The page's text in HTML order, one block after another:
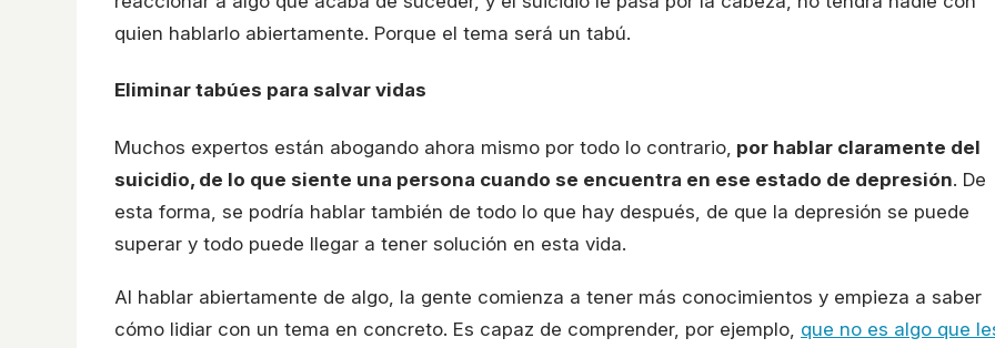
quien hablarlo abiertamente. Porque el tema será un tabú.
Eliminar tabúes para salvar vidas
Muchos expertos están abogando ahora mismo por todo lo contrario, por hablar claramente del
suicidio, de lo que siente una persona cuando se encuentra en ese estado de depresión. De
esta forma, se podría hablar también de todo lo que hay después, de que la depresión se puede
superar y todo puede llegar a tener solución en esta vida.
Al hablar abiertamente de algo, la gente comienza a tener más conocimientos y empieza a saber
cómo lidiar con un tema en concreto. Es capaz de comprender, por ejemplo, que no es algo que